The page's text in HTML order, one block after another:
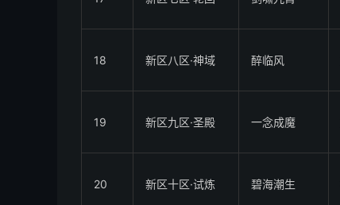
18 新区八区·神域 醉临风
19 新区九区·圣殿 一念成魔
20 新区十区·试炼 碧海潮生